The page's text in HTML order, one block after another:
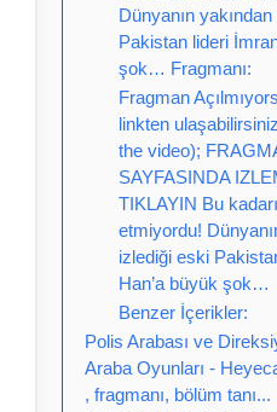
Dünyanın
Pakistan lideri
şok… Fragmanı:
Fragman
linkten
the video);
SAYFASINDA
TIKLAYIN Bu
etmiyordu!
izlediği eski
Han’a büyük şok…
Benzer İçerikler:
Polis Arabası ve
Araba Oyunları -
, fragmanı, bölüm tanı...